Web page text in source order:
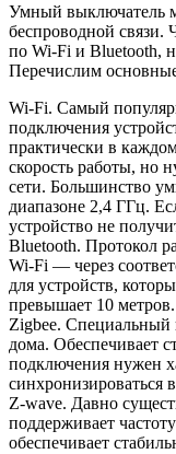
Умный выключатель
беспроводной связи.
по Wi-Fi и Bluetooth,
Перечислим
Wi-Fi. Самый
подключения
практически в
скорость работы, но
сети. Большинство
диапазоне 2,4 ГГц.
устройство не
Bluetooth. Протокол
Wi-Fi — через
для устройств,
превышает 10 метров.
Zigbee. Специальный
дома. Обеспечивает
подключения нужен
синхронизироваться
Z-wave. Давно
поддерживает
обеспечивает